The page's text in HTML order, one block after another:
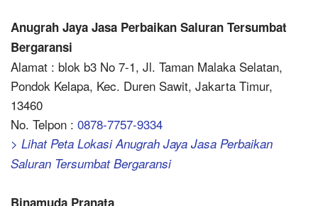
Anugrah Jaya Jasa Perbaikan Saluran Tersumbat
Bergaransi
Alamat : blok b3 No 7-1, Jl. Taman Malaka Selatan,
Pondok Kelapa, Kec. Duren Sawit, Jakarta Timur,
13460
No. Telpon : 0878-7757-9334
> Lihat Peta Lokasi Anugrah Jaya Jasa Perbaikan
Saluran Tersumbat Bergaransi
Binamuda Pranata